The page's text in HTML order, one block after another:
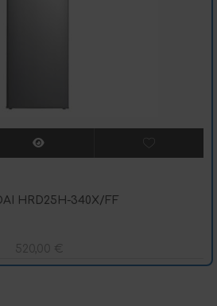
HRD25H-340X/FF
520,00 €